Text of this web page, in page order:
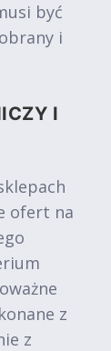
być
i
I
ofert na
z
z